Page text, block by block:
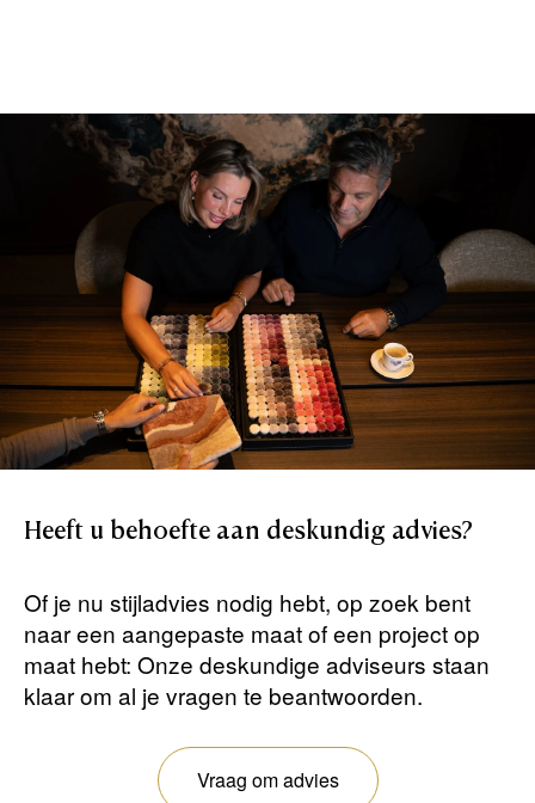
Heeft u behoefte aan deskundig advies?
Of je nu stijladvies nodig hebt, op zoek bent
naar een aangepaste maat of een project op
maat hebt: Onze deskundige adviseurs staan ​​
klaar om al je vragen te beantwoorden.
Vraag om advies